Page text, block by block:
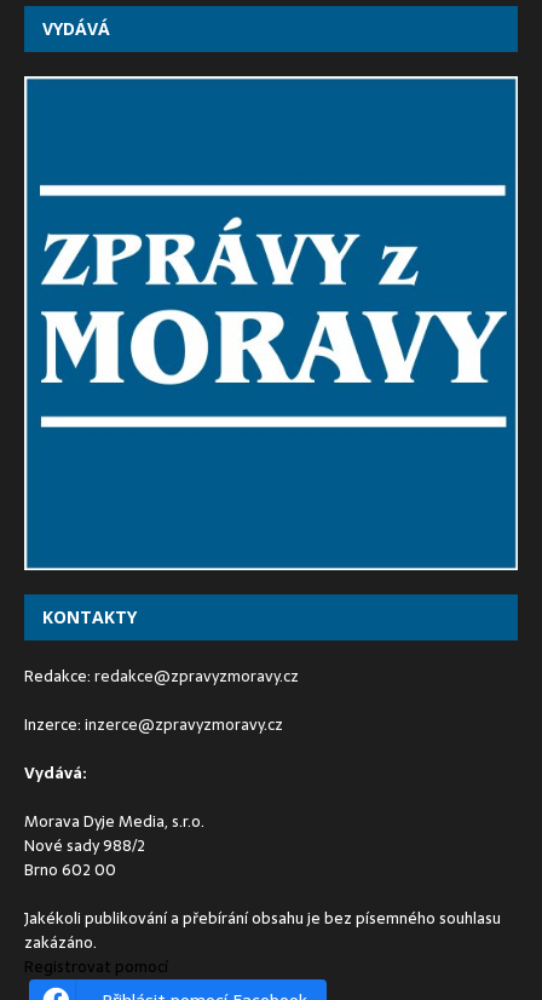
VYDÁVÁ
KONTAKTY
Redakce:redakce@zpravyzmoravy.cz
Inzerce:inzerce@zpravyzmoravy.cz
Vydává:
Morava Dyje Media, s.r.o.
Nové sady 988/2
Brno 602 00
Jakékoli publikování a přebírání obsahu je bez písemného souhlasu
zakázáno.
Registrovat pomocí